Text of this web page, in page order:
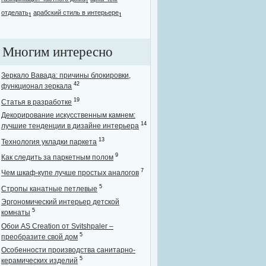
1
отделать1 арабский стиль в интерьере1
Многим интересно
Зеркало Вавада: причины блокировки,
функционал зеркала 42
Статья в разработке 19
Декорирование искусственным камнем:
лучшие тенденции в дизайне интерьера 14
Технология укладки паркета 13
Как следить за паркетным полом 9
Чем шкаф-купе лучше простых аналогов 7
Стропы канатные петлевые 5
Эргономический интерьер детской
комнаты 5
Обои AS Creation от Svitshpaler –
преобразите свой дом 5
Особенности производства санитарно-
керамических изделий 5